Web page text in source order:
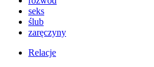
seks
ślub
zaręczyny
Relacje